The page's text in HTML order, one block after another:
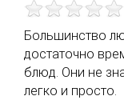
Большинство
достаточно
блюд. Они не
легко и просто.